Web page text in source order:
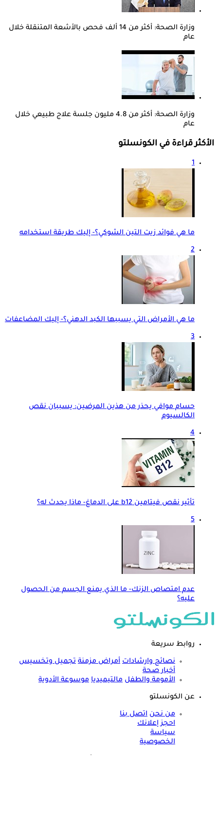
وزارة الصحة: أكثر من 14 ألف فحص بالأشعة المتنقلة خلال
عام
وزارة الصحة: أكثر من 4.8 مليون جلسة علاج طبيعي خلال
عام
الأكثر قراءة في الكونسلتو
1
ما هي فوائد زيت التين الشوكي؟- إليك طريقة استخدامه
2
ما هي الأمراض التي يسببها الكبد الدهني؟- إليك المضاعفات
3
حسام موافي يحذر من هذين المرضين: يسببان نقص
الكالسيوم
4
تأثير نقص فيتامين b12 على الدماغ- ماذا يحدث له؟
5
عدم امتصاص الزنك- ما الذي يمنع الجسم من الحصول
عليه؟
روابط سريعة
نصائح وارشادات أمراض مزمنة تجميل وتخسيس
أخبار صحة
الأمومة والطفل مالتيميديا موسوعة الأدوية
عن الكونسلتو
من نحن اتصل بنا
احجز إعلانك
سياسة
الخصوصية